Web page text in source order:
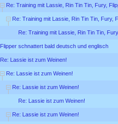
Re: Training mit Lassie, Rin Tin Tin, Fury,
Re: Training mit Lassie, Rin Tin Tin, Fury,
Re: Training mit Lassie, Rin Tin Tin,
Flipper schnattert bald deutsch und englisch
Re: Lassie ist zum Weinen!
Re: Lassie ist zum Weinen!
Re: Lassie ist zum Weinen!
Re: Lassie ist zum Weinen!
Re: Lassie ist zum Weinen!